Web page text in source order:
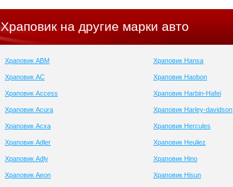
Храповик на другие марки авто
Храповик ABM
Храповик AC
Храповик Access
Храповик Acura
Храповик Acxa
Храповик Adler
Храповик Adly
Храповик Aeon
Храповик Hansa
Храповик Haobon
Храповик Harbin-Hafei
Храповик Harley-davidson
Храповик Hercules
Храповик Heuliez
Храповик Hino
Храповик Hisun